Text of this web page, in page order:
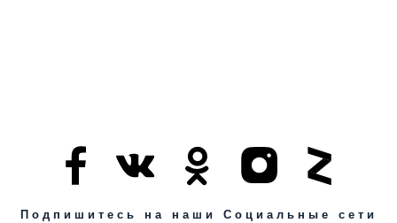
Подпишитесь на наши Социальные сети